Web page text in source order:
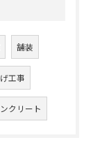
舗装
工事
クリート